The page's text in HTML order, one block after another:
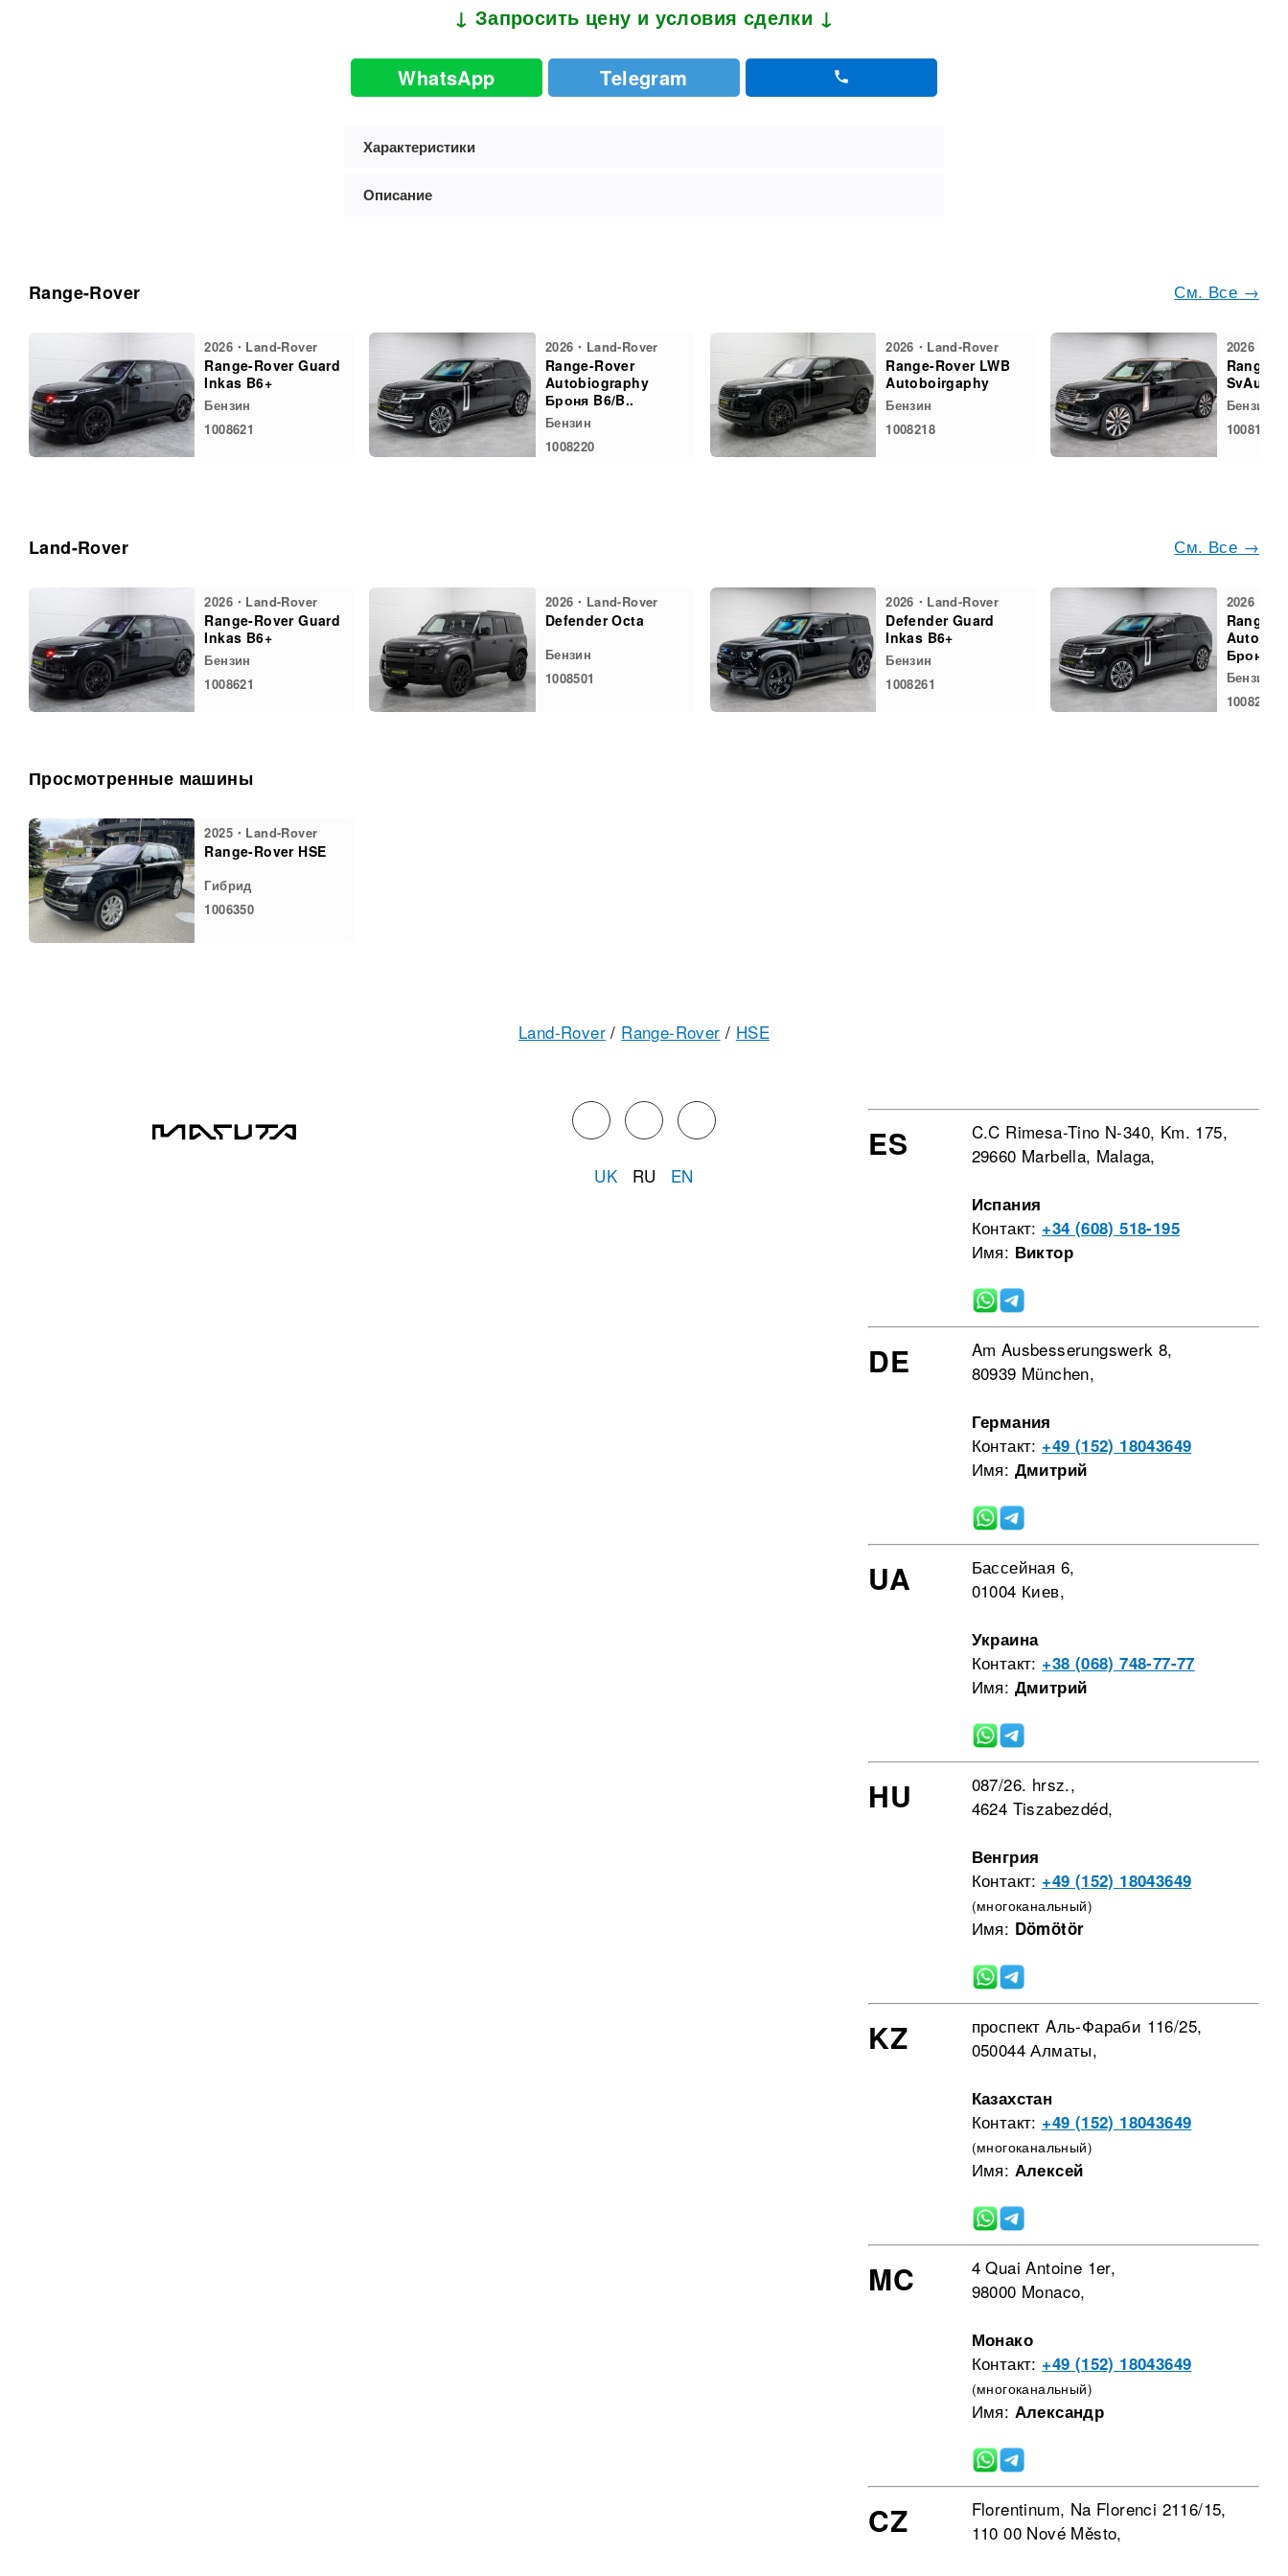
↓ Запросить цену и условия сделки ↓
WhatsApp Telegram
Характеристики
Описание
См. Все →
Range-Rover
2026・Land-Rover
Range-Rover Guard
Inkas B6+
Бензин
1008621
2026・Land-Rover
Range-Rover
Autobiography
Броня B6/B..
Бензин
1008220
2026・Land-Rover
Range-Rover LWB
Autoboirgaphy
Бензин
1008218
2026・
Range-
Бензин
1008187
См. Все →
Land-Rover
2026・Land-Rover
Range-Rover Guard
Inkas B6+
Бензин
1008621
2026・Land-Rover
Defender Octa
Бензин
1008501
2026・Land-Rover
Defender Guard
Inkas B6+
Бензин
1008261
2026・
Range-
Броня
Бензин
1008220
Просмотренные машины
2025・Land-Rover
Range-Rover HSE
Гибрид
1006350
Land-Rover / Range-Rover / HSE
UK RU EN
ES
C.C Rimesa-Tino N-340, Km. 175,
29660 Marbella, Malaga,
Испания
Контакт: +34 (608) 518-195
Имя: Виктор
DE
Am Ausbesserungswerk 8,
80939 München,
Германия
Контакт: +49 (152) 18043649
Имя: Дмитрий
UA
Бассейная 6,
01004 Киев,
Украина
Контакт: +38 (068) 748-77-77
Имя: Дмитрий
HU
087/26. hrsz.,
4624 Tiszabezdéd,
Венгрия
Контакт: +49 (152) 18043649
(многоканальный)
Имя: Dömötör
KZ
проспект Aль-Фараби 116/25,
050044 Алматы,
Казахстан
Контакт: +49 (152) 18043649
(многоканальный)
Имя: Алексей
MC
4 Quai Antoine 1er,
98000 Monaco,
Монако
Контакт: +49 (152) 18043649
(многоканальный)
Имя: Александр
CZ
Florentinum, Na Florenci 2116/15,
110 00 Nové Město,